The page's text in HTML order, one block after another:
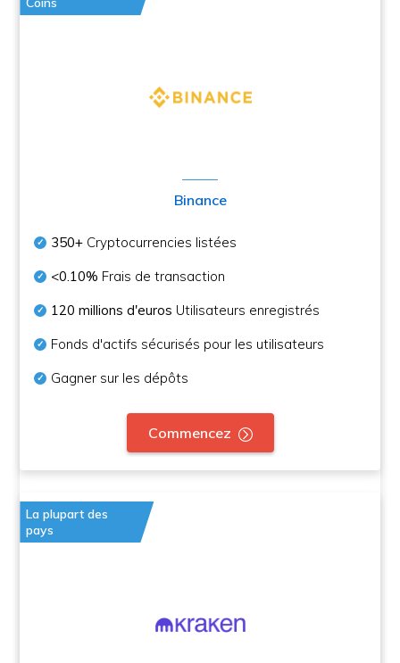
Binance
350+ Cryptocurrencies listées
<0.10% Frais de transaction
120 millions d'euros Utilisateurs enregistrés
Fonds d'actifs sécurisés pour les utilisateurs
Gagner sur les dépôts
Commencez
La plupart des
pays